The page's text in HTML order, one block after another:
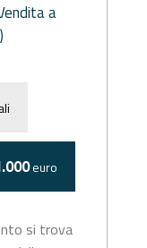
a
euro
si trova